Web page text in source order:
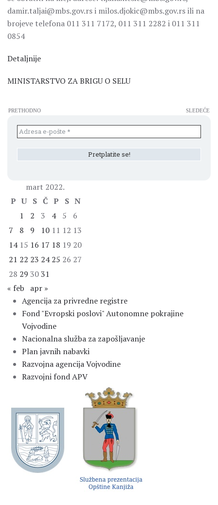
damir.taljai@mbs.gov.rs i milos.djokic@mbs.gov.rs ili na
brojeve telefona 011 311 7172, 011 311 2282 i 011 311
0854
Detaljnije
MINISTARSTVO ZA BRIGU O SELU
PRETHODNO SLEDEĆE
mart 2022.
P U S Č P S N
1
2 3 4 5
6
7
8 9 10 11 12 13
14 15 16 17 18 19 20
21 22 23 24 25 26 27
28 29 3031
« feb
apr »
Agencija za privredne registre
Fond "Evropski poslovi" Autonomne pokrajine
Vojvodine
Nacionalna služba za zapošljavanje
Plan javnih nabavki
Razvojna agencija Vojvodine
Razvojni fond APV